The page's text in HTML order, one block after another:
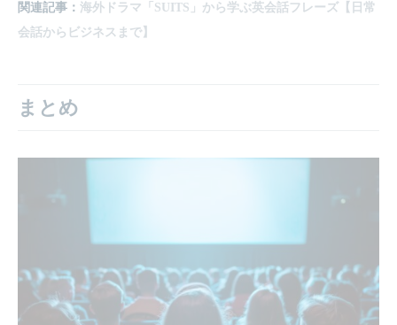
関連記事： 海外ドラマ「SUITS」から学ぶ英会話フレーズ【日常
会話からビジネスまで】
まとめ